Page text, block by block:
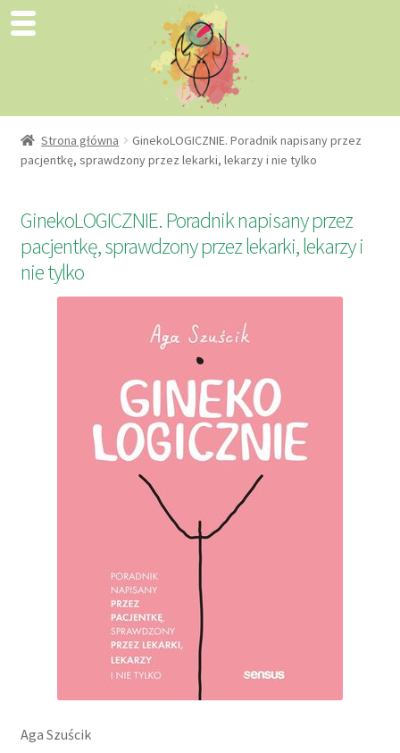
Strona główna
GinekoLOGICZNIE. Poradnik napisany przez
pacjentkę, sprawdzony przez lekarki, lekarzy i nie tylko
GinekoLOGICZNIE. Poradnik napisany przez
pacjentkę, sprawdzony przez lekarki, lekarzy i
nie tylko
Aga Szuścik